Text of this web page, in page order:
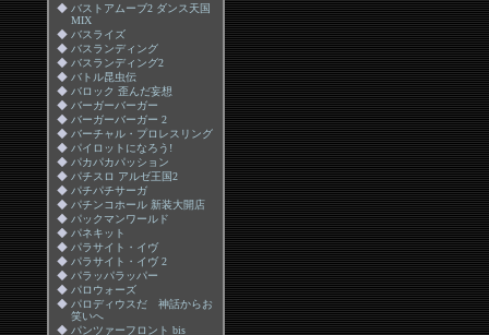
◆ バストアムーブ2 ダンス天国
MIX
◆ バスライズ
◆ バスランディング
◆ バスランディング2
◆ バトル昆虫伝
◆ バロック 歪んだ妄想
◆ バーガーバーガー
◆ バーガーバーガー 2
◆ バーチャル・プロレスリング
◆ パイロットになろう!
◆ パカパカパッション
◆ パチスロ アルゼ王国2
◆ パチパチサーガ
◆ パチンコホール 新装大開店
◆ パックマンワールド
◆ パネキット
◆ パラサイト・イヴ
◆ パラサイト・イヴ 2
◆ パラッパラッパー
◆ パロウォーズ
◆ パロディウスだ 神話からお
笑いへ
◆ パンツァーフロント bis